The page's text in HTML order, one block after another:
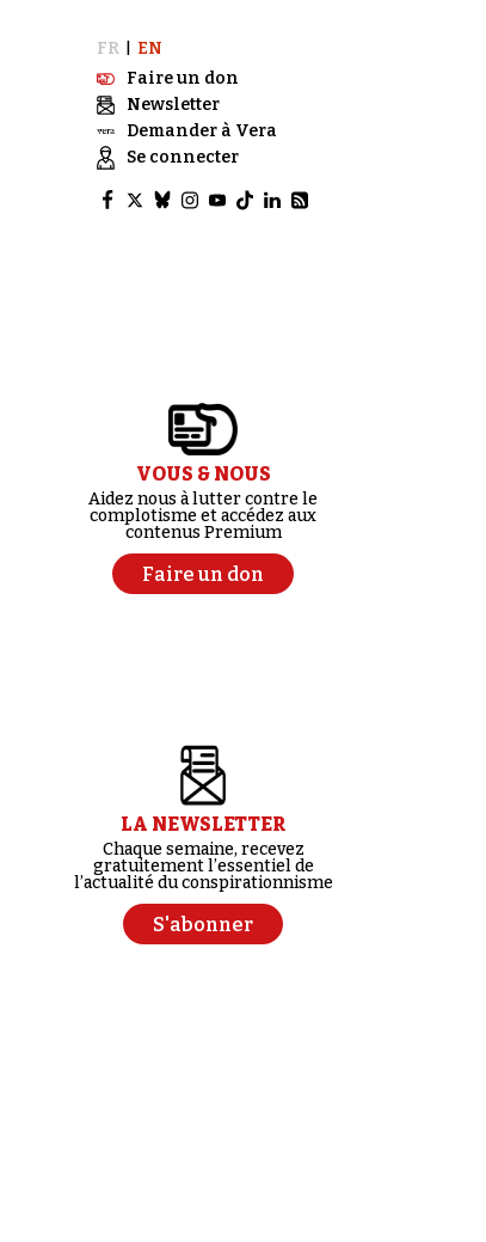
FR
EN
Faire un don
Newsletter
Demander à Vera
Se connecter
VOUS & NOUS
Aidez nous à lutter contre le
complotisme et accédez aux
contenus Premium
Faire un don
LA NEWSLETTER
Chaque semaine, recevez
gratuitement l’essentiel de
l’actualité du conspirationnisme
S'abonner